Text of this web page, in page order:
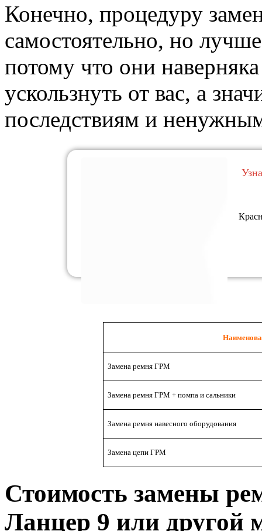
Конечно, процедуру
самостоятельно, но
потому что они
ускользнуть от вас, а
последствиям и
Замена ремня ГРМ
Замена ремня ГРМ + помпа и сальники
Замена ремня навесного оборудования
Замена цепи ГРМ
Стоимость замены
Ланцер 9 или другой